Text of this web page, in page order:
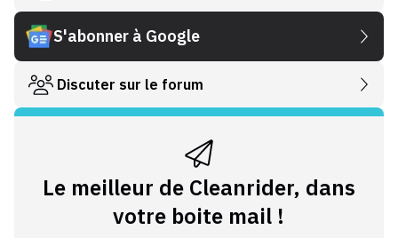
S'abonner à Google
Discuter sur le forum
Le meilleur de Cleanrider, dans
votre boite mail !